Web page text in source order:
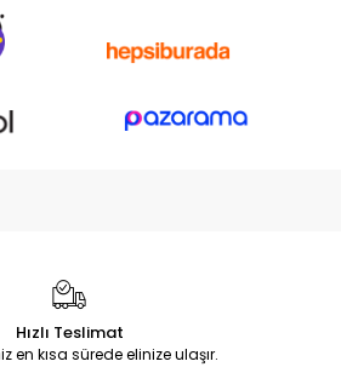
Hızlı Teslimat
en kısa sürede elinize ulaşır.